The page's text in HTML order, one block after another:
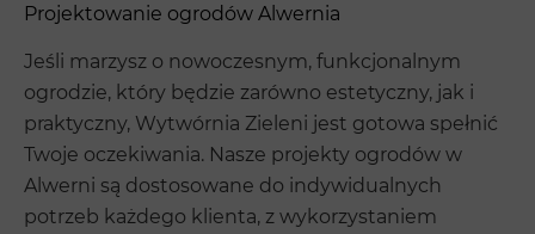
Projektowanie ogrodów Alwernia
Jeśli marzysz o nowoczesnym, funkcjonalnym
ogrodzie, który będzie zarówno estetyczny, jak i
praktyczny, Wytwórnia Zieleni jest gotowa spełnić
Twoje oczekiwania. Nasze projekty ogrodów w
Alwerni są dostosowane do indywidualnych
potrzeb każdego klienta, z wykorzystaniem